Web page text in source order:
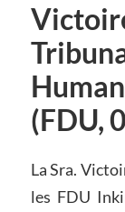
(FDU,
La Sra.
les FDU